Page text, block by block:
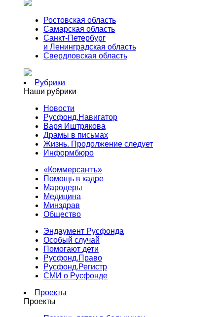
Ростовская область
Самарская область
Санкт-Петербург
и Ленинградская область
Свердловская область
Рубрики
Наши рубрики
Новости
Русфонд.Навигатор
Варя Иштрякова
Драмы в письмах
Жизнь. Продолжение следует
Информбюро
«Коммерсантъ»
Помощь в кадре
Мародеры
Медицина
Минздрав
Общество
Эндаумент Русфонда
Особый случай
Помогают дети
Русфонд.Право
Русфонд.Регистр
СМИ о Русфонде
Проекты
Проекты